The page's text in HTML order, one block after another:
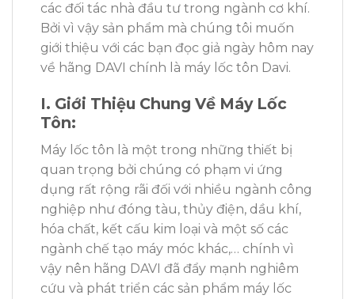
các đối tác nhà đầu tư trong ngành cơ khí.
Bởi vì vậy sản phẩm mà chúng tôi muốn
giới thiệu với các bạn đọc giả ngày hôm nay
về hãng DAVI chính là máy lốc tôn Davi.
I. Giới Thiệu Chung Về Máy Lốc
Tôn:
Máy lốc tôn là một trong những thiết bị
quan trọng bởi chúng có phạm vi ứng
dụng rất rộng rãi đối với nhiều ngành công
nghiệp như đóng tàu, thủy điện, dầu khí,
hóa chất, kết cấu kim loại và một số các
ngành chế tạo máy móc khác,… chính vì
vậy nên hãng DAVI đã đẩy mạnh nghiêm
cứu và phát triển các sản phẩm máy lốc